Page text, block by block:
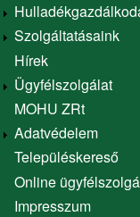
Adatbázis
Adatkezelési
Main
navigation
Szolgáltatásaink
Hírek
Ügyfélszolgálat
MOHU ZRt
Adatvédelem
Településkereső
Online
Impresszum